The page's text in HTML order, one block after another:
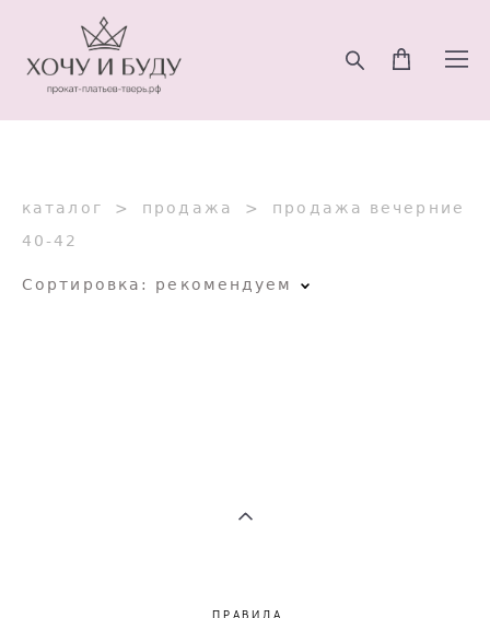
каталог > продажа >
продажа вечерние
40-42
Сортировка: рекомендуем
ПРАВИЛА